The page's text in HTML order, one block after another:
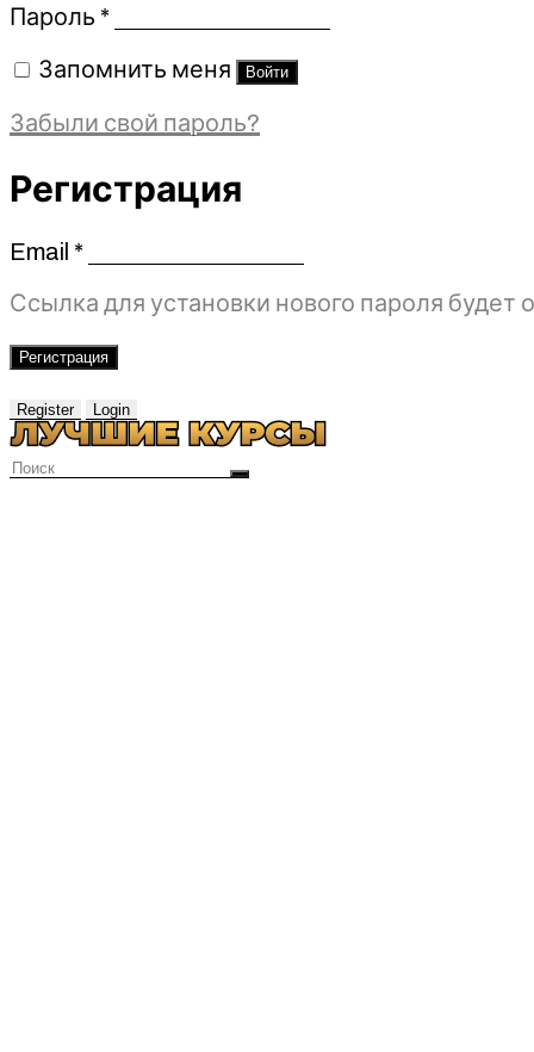
Пароль *Обязательно
Запомнить меня Войти
Забыли свой пароль?
Регистрация
Email *Обязательно
Ссылка для установки нового пароля
Регистрация
Register Login